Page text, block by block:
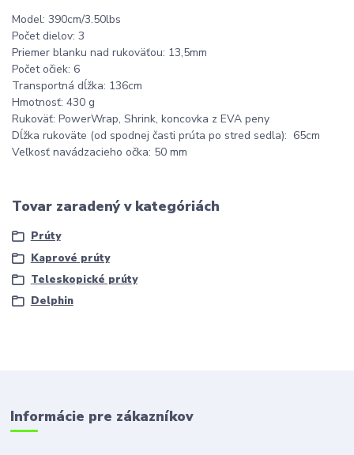
Model: 390cm/3.50lbs
Počet dielov: 3
Priemer blanku nad rukoväťou: 13,5mm
Počet očiek: 6
Transportná dĺžka: 136cm
Hmotnosť: 430 g
Rukoväť: PowerWrap, Shrink, koncovka z EVA peny
Dĺžka rukoväte (od spodnej časti prúta po stred sedla): 65cm
Veľkosť navádzacieho očka: 50 mm
Tovar zaradený v kategóriách
Prúty
Kaprové prúty
Teleskopické prúty
Delphin
Informácie pre zákazníkov